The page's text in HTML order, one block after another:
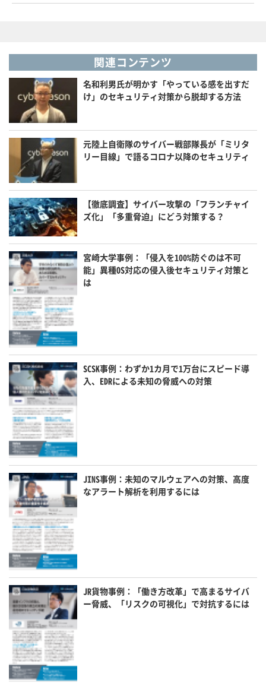
関連コンテンツ
名和利男氏が明かす「やっている感を出すだ
け」のセキュリティ対策から脱却する方法
元陸上自衛隊のサイバー戦部隊長が「ミリタ
リー目線」で語るコロナ以降のセキュリティ
【徹底調査】サイバー攻撃の「フランチャイ
ズ化」「多重脅迫」にどう対策する？
宮崎大学事例：「侵入を100%防ぐのは不可
能」異種OS対応の侵入後セキュリティ対策と
は
SCSK事例：わずか1カ月で1万台にスピード導
入、EDRによる未知の脅威への対策
JINS事例：未知のマルウェアへの対策、高度
なアラート解析を利用するには
JR貨物事例：「働き方改革」で高まるサイバ
ー脅威、「リスクの可視化」で対抗するには